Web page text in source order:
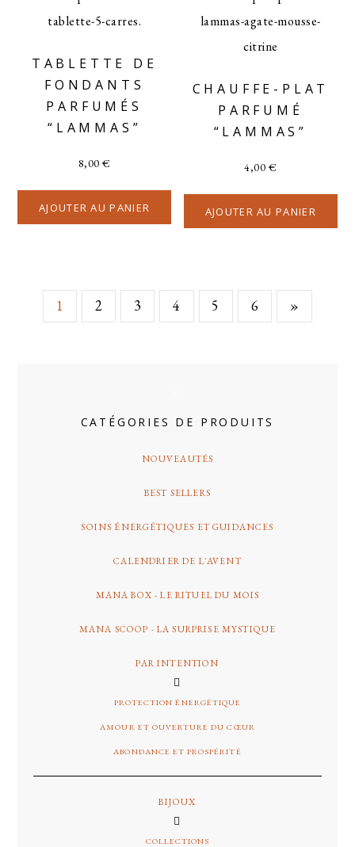
TABLETTE DE
FONDANTS
PARFUMÉS
“LAMMAS”
8,00€
AJOUTER AU PANIER
CHAUFFE-PLAT
PARFUMÉ
“LAMMAS”
4,00€
AJOUTER AU PANIER
1 2 3 4 5 6 »
CATÉGORIES DE PRODUITS
NOUVEAUTÉS
BEST SELLERS
SOINS ÉNERGÉTIQUES ET GUIDANCES
CALENDRIER DE L'AVENT
MANA BOX - LE RITUEL DU MOIS
MANA SCOOP - LA SURPRISE MYSTIQUE
PAR INTENTION
PROTECTION ÉNERGÉTIQUE
AMOUR ET OUVERTURE DU CŒUR
ABONDANCE ET PROSPÉRITÉ
BIJOUX
COLLECTIONS